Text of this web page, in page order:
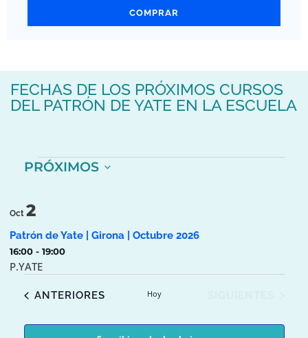
COMPRAR
FECHAS DE LOS PRÓXIMOS CURSOS
DEL PATRÓN DE YATE EN LA ESCUELA
PRÓXIMOS
List
of
events
in
Photo
View
Oct 2
Patrón de Yate | Girona | Octubre 2026
16:00 - 19:00
P.YATE
EVENTOS
ANTERIORES Hoy